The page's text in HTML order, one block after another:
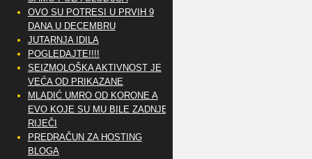
OVO SU POTRESI U PRVIH 9
DANA U DECEMBRU
JUTARNJA IDILA
POGLEDAJTE!!!!
SEIZMOLOŠKA AKTIVNOST JE
VEĆA OD PRIKAZANE
MLADIĆ UMRO OD KORONE A
EVO KOJE SU MU BILE ZADNJE
RIJEČI
PREDRAČUN ZA HOSTING
BLOGA